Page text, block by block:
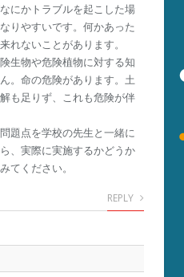
にかトラブルを起こした場
りやすいです。何かあった
れないことがあります。
生物や危険植物に対する知
。命の危険があります。土
も足りず、これも危険が伴
題点を学校の先生と一緒に
、実際に実施するかどうか
てください。
REPLY